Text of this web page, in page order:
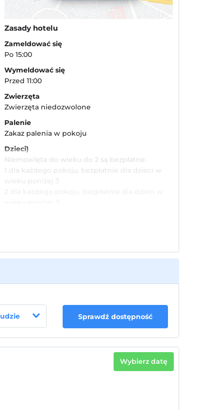
Zasady hotelu
Zameldować się
Po 15:00
Wymeldować się
Przed 11:00
Zwierzęta
Zwierzęta niedozwolone
Palenie
Zakaz palenia w pokoju
Dzieci)
Niemowlęta do wieku do 2 są bezpłatne.
1 dla każdego pokoju. bezpłatnie dla dzieci w
wieku poniżej 3
Sprawdź dostępność
Wybierz datę